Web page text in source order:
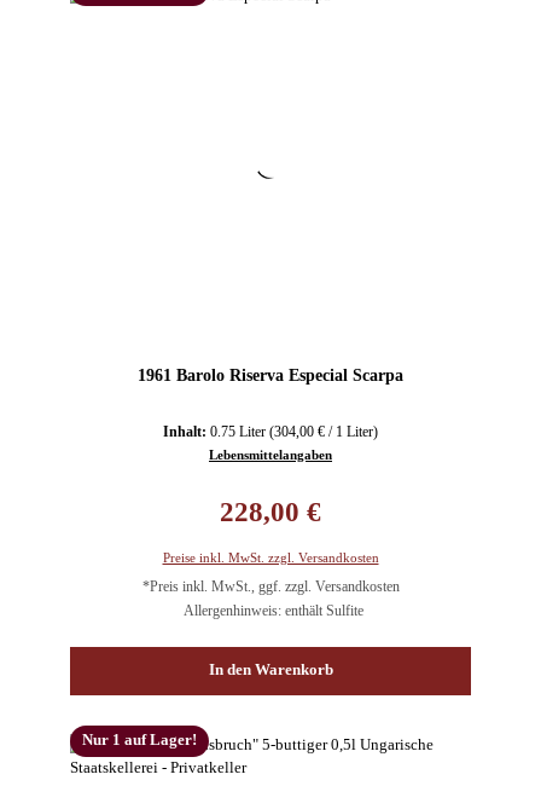
1961 Barolo Riserva Especial Scarpa
Inhalt: 0.75 Liter (304,00 € / 1 Liter)
Lebensmittelangaben
228,00 €
Preise inkl. MwSt. zzgl. Versandkosten
*Preis inkl. MwSt., ggf. zzgl. Versandkosten
Allergenhinweis: enthält Sulfite
In den Warenkorb
Nur 1 auf Lager!